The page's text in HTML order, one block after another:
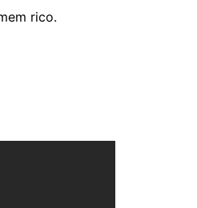
rico.